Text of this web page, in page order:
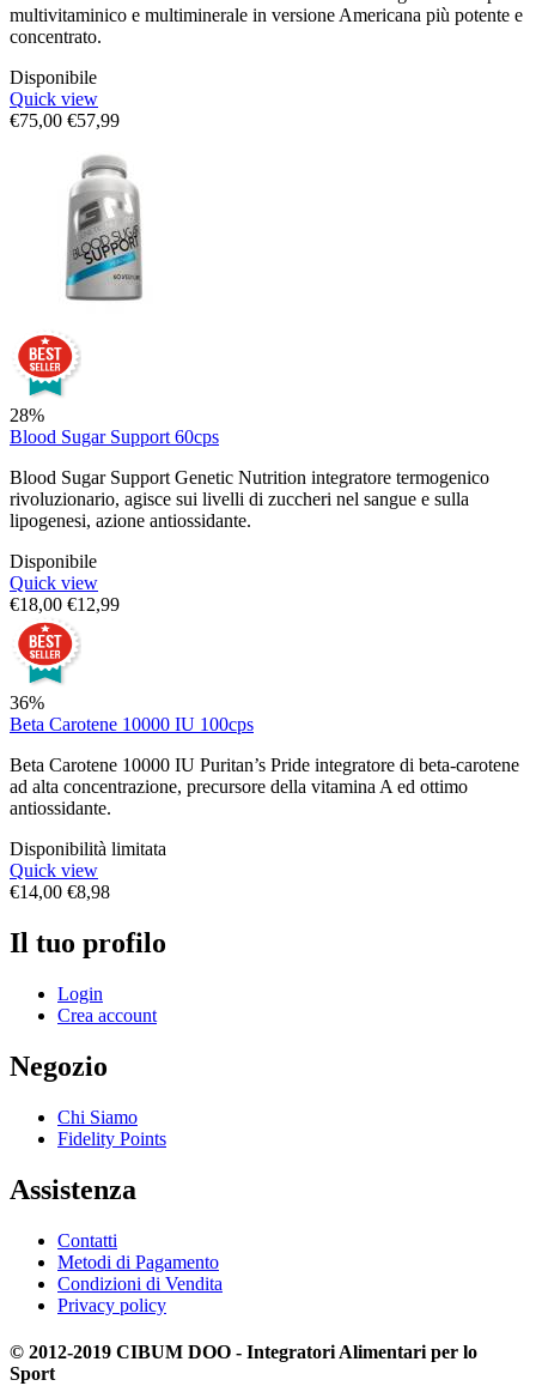
multivitaminico e multiminerale in versione Americana più potente e
concentrato.
Disponibile
Quick view
€75,00 €57,99
28%
Blood Sugar Support 60cps
Blood Sugar Support Genetic Nutrition integratore termogenico
rivoluzionario, agisce sui livelli di zuccheri nel sangue e sulla
lipogenesi, azione antiossidante.
Disponibile
Quick view
€18,00 €12,99
36%
Beta Carotene 10000 IU 100cps
Beta Carotene 10000 IU Puritan’s Pride integratore di beta-carotene
ad alta concentrazione, precursore della vitamina A ed ottimo
antiossidante.
Disponibilità limitata
Quick view
€14,00 €8,98
Il tuo profilo
Login
Crea account
Negozio
Chi Siamo
Fidelity Points
Assistenza
Contatti
Metodi di Pagamento
Condizioni di Vendita
Privacy policy
© 2012-2019 CIBUM DOO - Integratori Alimentari per lo
Sport